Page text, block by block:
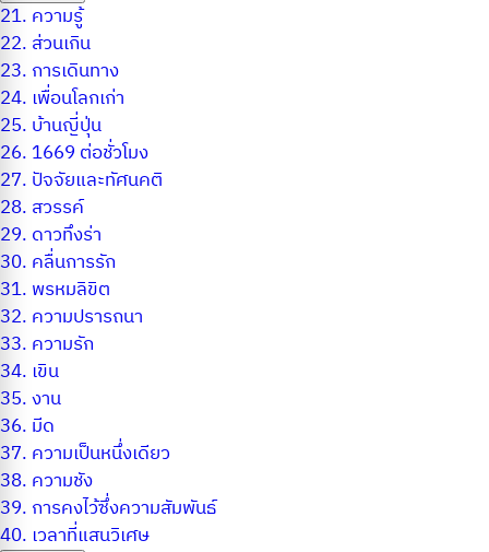
21. ความรู้
22. ส่วนเกิน
23. การเดินทาง
24. เพื่อนโลกเก่า
25. บ้านญี่ปุ่น
26. 1669 ต่อชั่วโมง
27. ปัจจัยและทัศนคติ
28. สวรรค์
29. ดาวทึงร่า
30. คลื่นการรัก
31. พรหมลิขิต
32. ความปรารถนา
33. ความรัก
34. เขิน
35.งาน
36. มีด
37. ความเป็นหนึ่งเดียว
38. ความชัง
39. การคงไว้ซึ่งความสัมพันธ์
40. เวลาที่แสนวิเศษ